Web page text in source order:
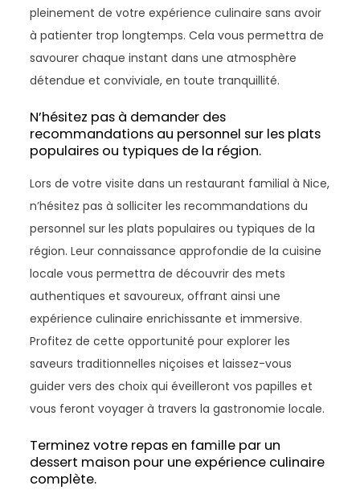
pleinement de votre expérience culinaire sans avoir
à patienter trop longtemps. Cela vous permettra de
savourer chaque instant dans une atmosphère
détendue et conviviale, en toute tranquillité.
N’hésitez pas à demander des
recommandations au personnel sur les plats
populaires ou typiques de la région.
Lors de votre visite dans un restaurant familial à Nice,
n’hésitez pas à solliciter les recommandations du
personnel sur les plats populaires ou typiques de la
région. Leur connaissance approfondie de la cuisine
locale vous permettra de découvrir des mets
authentiques et savoureux, offrant ainsi une
expérience culinaire enrichissante et immersive.
Profitez de cette opportunité pour explorer les
saveurs traditionnelles niçoises et laissez-vous
guider vers des choix qui éveilleront vos papilles et
vous feront voyager à travers la gastronomie locale.
Terminez votre repas en famille par un
dessert maison pour une expérience culinaire
complète.